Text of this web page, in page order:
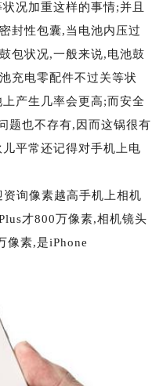
况加重这样的事情;并且
封性包囊,当电池内压过
包状况,一般来说,电池鼓
充电零配件不过关等状
产生几率会更高;而安全
题也不存有,因而这锅很有
平常还记得对手机上电
询像素越高手机上相机
才800万像素,相机镜头
像素,是iPhone